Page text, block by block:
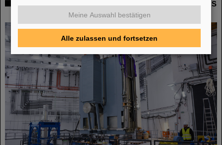
Millimeterarbeit im Tunnel – Targetkammer des Super-FRS
Meine Auswahl bestätigen
Alle zulassen und fortsetzen